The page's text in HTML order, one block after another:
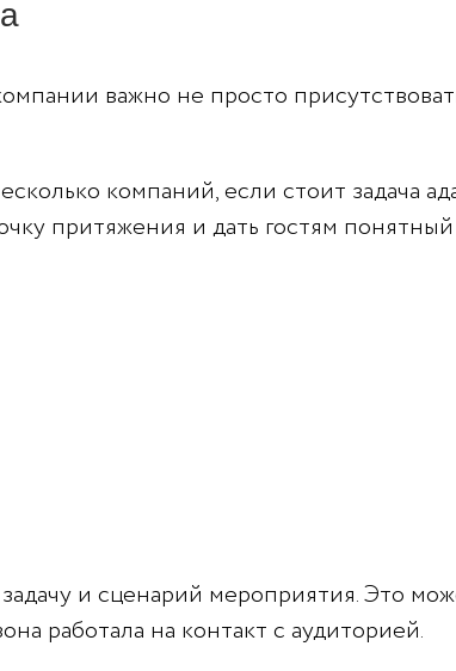
важно не просто
компаний, если стоит задача
притяжения и дать гостям
и сценарий мероприятия. Это
работала на контакт с аудиторией.